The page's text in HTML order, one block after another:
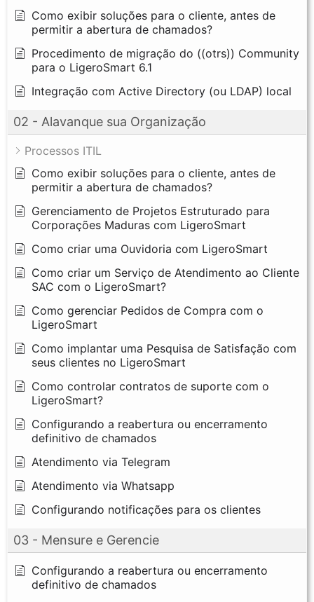
Como exibir soluções para o cliente, antes de
permitir a abertura de chamados?
Procedimento de migração do ((otrs)) Community
para o LigeroSmart 6.1
Integração com Active Directory (ou LDAP) local
02 - Alavanque sua Organização
Processos ITIL
Como exibir soluções para o cliente, antes de
permitir a abertura de chamados?
Gerenciamento de Projetos Estruturado para
Corporações Maduras com LigeroSmart
Como criar uma Ouvidoria com LigeroSmart
Como criar um Serviço de Atendimento ao Cliente
SAC com o LigeroSmart?
Como gerenciar Pedidos de Compra com o
LigeroSmart
Como implantar uma Pesquisa de Satisfação com
seus clientes no LigeroSmart
Como controlar contratos de suporte com o
LigeroSmart?
Configurando a reabertura ou encerramento
definitivo de chamados
Atendimento via Telegram
Atendimento via Whatsapp
Configurando notificações para os clientes
03 - Mensure e Gerencie
Configurando a reabertura ou encerramento
definitivo de chamados